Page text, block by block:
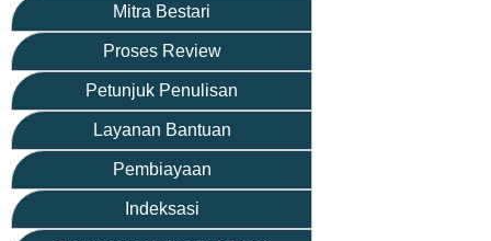
Mitra Bestari
Proses Review
Petunjuk Penulisan
Layanan Bantuan
Pembiayaan
Indeksasi